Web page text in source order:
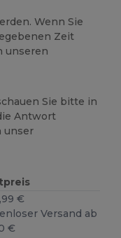
Wenn Sie
Zeit
unseren
Sie bitte in
Antwort
unser
€
Versand ab
€